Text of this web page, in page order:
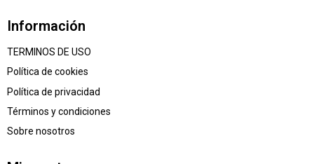
Información
TERMINOS DE USO
Política de cookies
Política de privacidad
Términos y condiciones
Sobre nosotros